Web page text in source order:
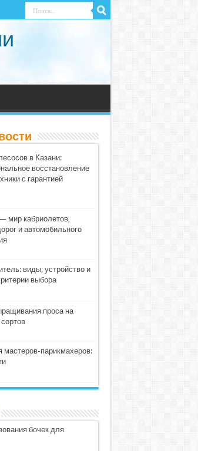
в Казани:
восстановление
с гарантией
мир кабриолетов,
и автомобильного
виды, устройство и
выбора
проса на
мастеров-парикмахеров:
бочек для